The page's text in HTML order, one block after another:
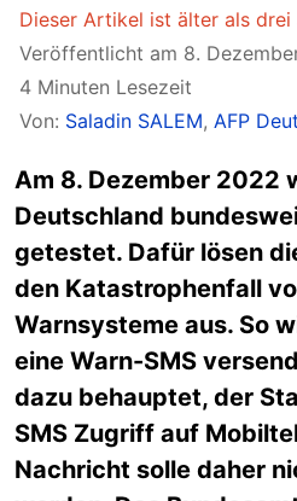
Dieser Artikel ist älter als drei
Veröffentlicht am 8.
4 Minuten Lesezeit
Von: Saladin SALEM, AFP
Am 8. Dezember 2022
Deutschland
getestet. Dafür lösen
den Katastrophenfall
Warnsysteme aus. So
eine Warn-SMS
dazu behauptet, der
SMS Zugriff auf
Nachricht solle daher